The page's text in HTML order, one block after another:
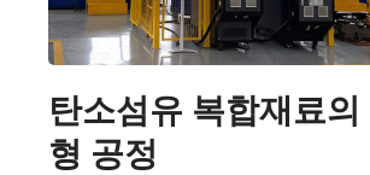
탄소섬유 복합재료의
형 공정